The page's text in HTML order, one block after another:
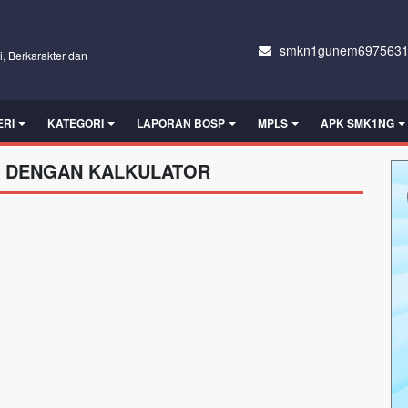
Berkarakter dan
KATEGORI LAPORAN BOSP MPLS APK SMK1NG
KALKULATOR